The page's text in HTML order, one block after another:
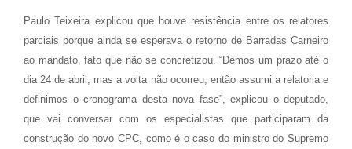
Paulo Teixeira explicou que houve resistência entre os relatores
parciais porque ainda se esperava o retorno de Barradas Carneiro
ao mandato, fato que não se concretizou. “Demos um prazo até o
dia 24 de abril, mas a volta não ocorreu, então assumi a relatoria e
definimos o cronograma desta nova fase”, explicou o deputado,
que vai conversar com os especialistas que participaram da
construção do novo CPC, como é o caso do ministro do Supremo